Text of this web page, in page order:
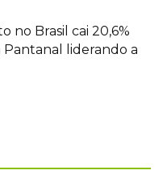
no Brasil cai 20,6%
Pantanal liderando a